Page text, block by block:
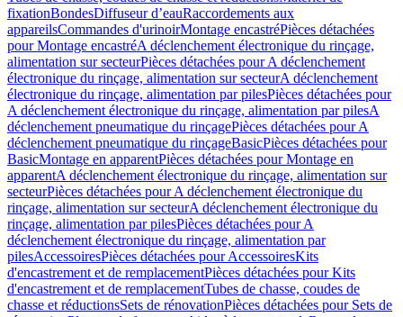
fixationBondesDiffuseur d’eauRaccordements aux
appareilsCommandes d'urinoirMontage encastréPièces détachées
pour Montage encastréA déclenchement électronique du rinçage,
alimentation sur secteurPièces détachées pour A déclenchement
électronique du rinçage, alimentation sur secteurA déclenchement
électronique du rinçage, alimentation par pilesPièces détachées pour
A déclenchement électronique du rinçage, alimentation par pilesA
déclenchement pneumatique du rinçagePièces détachées pour A
déclenchement pneumatique du rinçageBasicPièces détachées pour
BasicMontage en apparentPièces détachées pour Montage en
apparentA déclenchement électronique du rinçage, alimentation sur
secteurPièces détachées pour A déclenchement électronique du
rinçage, alimentation sur secteurA déclenchement électronique du
rinçage, alimentation par pilesPièces détachées pour A
déclenchement électronique du rinçage, alimentation par
pilesAccessoiresPièces détachées pour AccessoiresKits
d'encastrement et de remplacementPièces détachées pour Kits
d'encastrement et de remplacementTubes de chasse, coudes de
chasse et réductionsSets de rénovationPièces détachées pour Sets de